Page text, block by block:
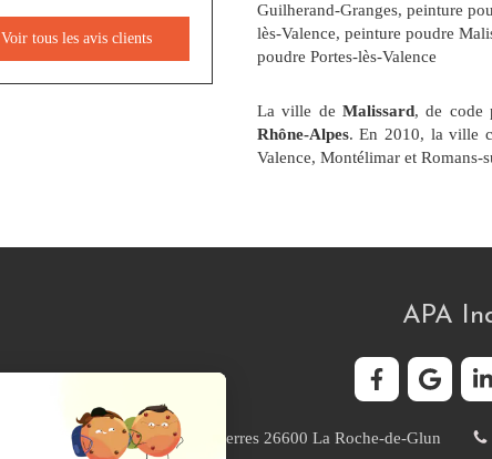
Guilherand-Granges, peinture
lès-Valence, peinture poudre
poudre Portes-lès-Valence
La ville de Malissard, de code
Rhône-Alpes. En 2010, la ville
Valence, Montélimar et Romans-
Voir tous les avis clients
APA
610 Rue des Serres 26600 La Roche-de-Glun